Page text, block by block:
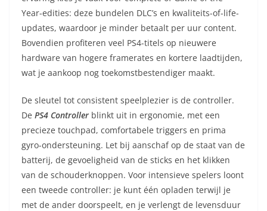
Year-edities: deze bundelen DLC’s en kwaliteits-of-life-
updates, waardoor je minder betaalt per uur content.
Bovendien profiteren veel PS4-titels op nieuwere
hardware van hogere framerates en kortere laadtijden,
wat je aankoop nog toekomstbestendiger maakt.
De sleutel tot consistent speelplezier is de controller.
De PS4 Controller blinkt uit in ergonomie, met een
precieze touchpad, comfortabele triggers en prima
gyro-ondersteuning. Let bij aanschaf op de staat van de
batterij, de gevoeligheid van de sticks en het klikken
van de schouderknoppen. Voor intensieve spelers loont
een tweede controller: je kunt één opladen terwijl je
met de ander doorspeelt, en je verlengt de levensduur